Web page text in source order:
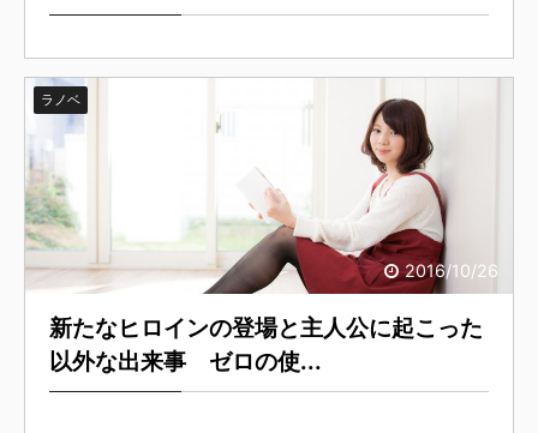
2016/10/26
ラノベ
新たなヒロインの登場と主人公に起こった
以外な出来事 ゼロの使...